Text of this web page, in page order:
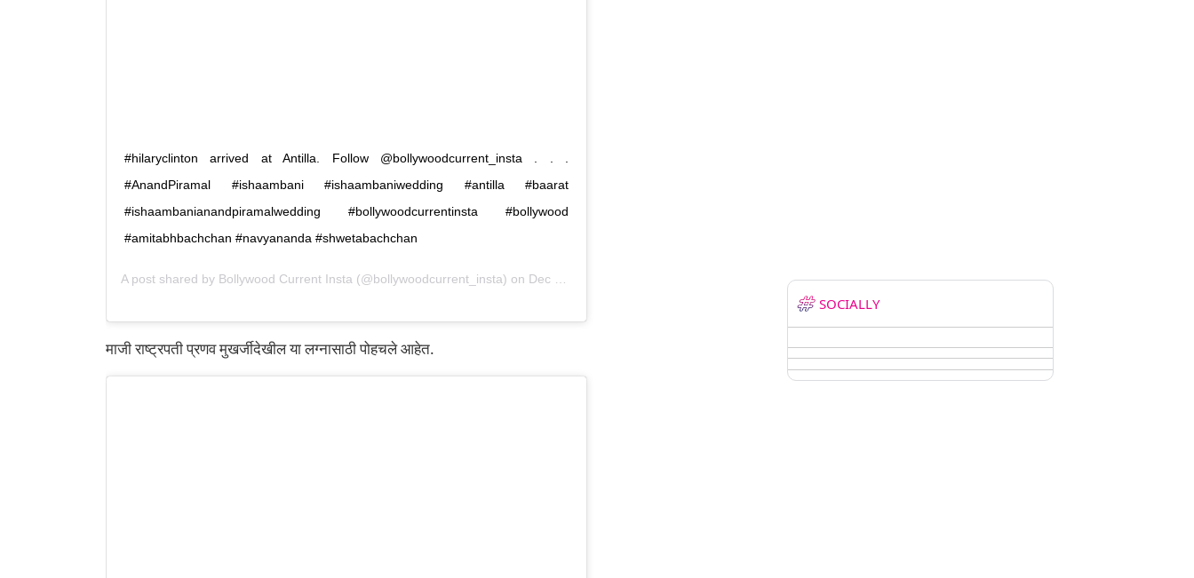
#hilaryclinton arrived at Antilla. Follow @bollywoodcurrent_insta . . .
#AnandPiramal #ishaambani #ishaambaniwedding #antilla #baarat
#ishaambanianandpiramalwedding #bollywoodcurrentinsta #bollywood
#amitabhbachchan #navyananda #shwetabachchan
A post shared by Bollywood Current Insta (@bollywoodcurrent_insta) on Dec 12, 2018 at 4:24am PST
माजी राष्ट्रपती प्रणव मुखर्जीदेखील या लग्नासाठी पोहचले आहेत.
SOCIALLY